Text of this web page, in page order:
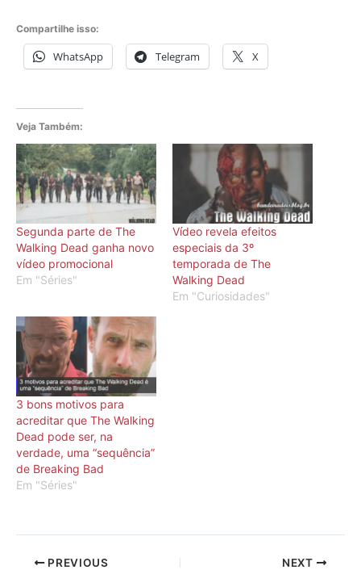
Compartilhe isso:
WhatsApp Telegram X
Veja Também:
Segunda parte de The
Walking Dead ganha novo
vídeo promocional
Em "Séries"
Vídeo revela efeitos
especiais da 3º
temporada de The
Walking Dead
Em "Curiosidades"
3 bons motivos para
acreditar que The Walking
Dead pode ser, na
verdade, uma “sequência”
de Breaking Bad
Em "Séries"
PREVIOUS NEXT